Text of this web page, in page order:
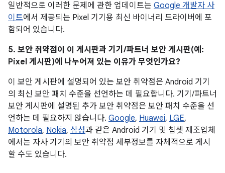
일반적으로 이러한 문제에 관한 업데이트는 Google 개발자 사
이트에서 제공되는 Pixel 기기용 최신 바이너리 드라이버에 포
함되어 있습니다.
5. 보안 취약점이 이 게시판과 기기/파트너 보안 게시판(예:
Pixel 게시판)에 나누어져 있는 이유가 무엇인가요?
이 보안 게시판에 설명되어 있는 보안 취약점은 Android 기기
의 최신 보안 패치 수준을 선언하는 데 필요합니다. 기기/파트너
보안 게시판에 설명된 추가 보안 취약점은 보안 패치 수준을 선
언하는 데 필요하지 않습니다. Google, Huawei, LGE,
Motorola, Nokia, 삼성과 같은 Android 기기 및 칩셋 제조업체
에서는 자사 기기의 보안 취약점 세부정보를 자체적으로 게시
할 수도 있습니다.